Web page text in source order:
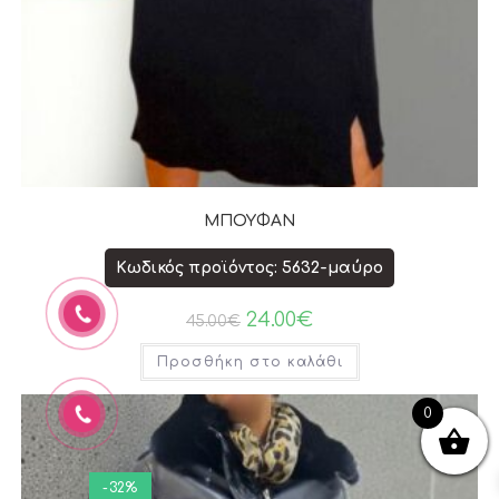
ΜΠΟΥΦΑΝ
Κωδικός προϊόντος: 5632-μαύρο
45.00€ 24.00€
Προσθήκη στο καλάθι
-32%
0